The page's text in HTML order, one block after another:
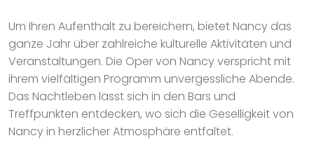
Um Ihren Aufenthalt zu bereichern, bietet Nancy das
ganze Jahr über zahlreiche kulturelle Aktivitäten und
Veranstaltungen. Die Oper von Nancy verspricht mit
ihrem vielfältigen Programm unvergessliche Abende.
Das Nachtleben lässt sich in den Bars und
Treffpunkten entdecken, wo sich die Geselligkeit von
Nancy in herzlicher Atmosphäre entfaltet.